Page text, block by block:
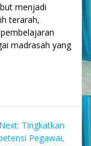
menjadi
terarah,
madrasah yang
Next: Next
post:
Tingkatkan
Pegawai,